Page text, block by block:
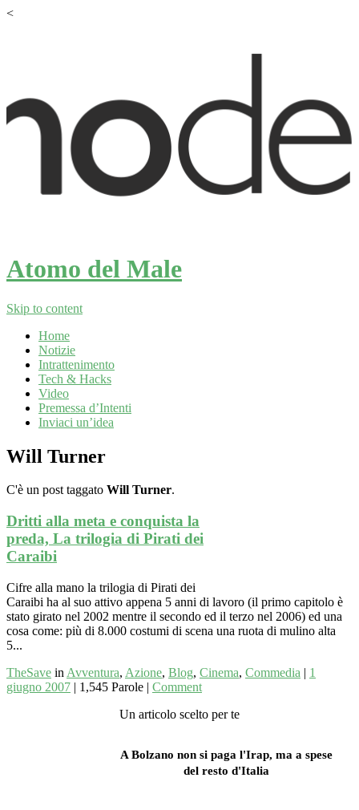
<
Atomo del Male
Skip to content
Home
Notizie
Intrattenimento
Tech & Hacks
Video
Premessa d’Intenti
Inviaci un’idea
Will Turner
C'è un post taggato Will Turner.
Dritti alla meta e conquista la
preda, La trilogia di Pirati dei
Caraibi
Cifre alla mano la trilogia di Pirati dei
Caraibi ha al suo attivo appena 5 anni di lavoro (il primo capitolo è
stato girato nel 2002 mentre il secondo ed il terzo nel 2006) ed una
cosa come: più di 8.000 costumi di scena una ruota di mulino alta
5...
TheSave in Avventura, Azione, Blog, Cinema, Commedia | 1
giugno 2007 | 1,545 Parole | Comment
Un articolo scelto per te
A Bolzano non si paga l'Irap, ma a spese
del resto d'Italia